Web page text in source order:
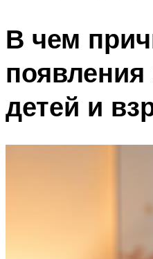
В чем
появления
детей и